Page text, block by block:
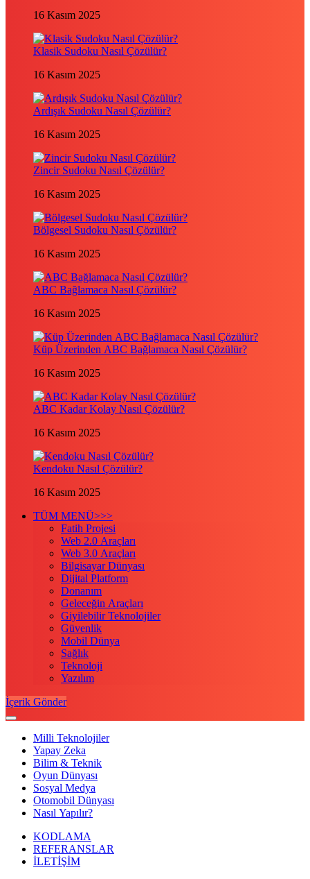
16 Kasım 2025
Klasik Sudoku Nasıl Çözülür?
16 Kasım 2025
Ardışık Sudoku Nasıl Çözülür?
16 Kasım 2025
Zincir Sudoku Nasıl Çözülür?
16 Kasım 2025
Bölgesel Sudoku Nasıl Çözülür?
16 Kasım 2025
ABC Bağlamaca Nasıl Çözülür?
16 Kasım 2025
Küp Üzerinden ABC Bağlamaca Nasıl Çözülür?
16 Kasım 2025
ABC Kadar Kolay Nasıl Çözülür?
16 Kasım 2025
Kendoku Nasıl Çözülür?
16 Kasım 2025
TÜM MENÜ>>>
Fatih Projesi
Web 2.0 Araçları
Web 3.0 Araçları
Bilgisayar Dünyası
Dijital Platform
Donanım
Geleceğin Araçları
Giyilebilir Teknolojiler
Güvenlik
Mobil Dünya
Sağlık
Teknoloji
Yazılım
İçerik Gönder
Milli Teknolojiler
Yapay Zeka
Bilim & Teknik
Oyun Dünyası
Sosyal Medya
Otomobil Dünyası
Nasıl Yapılır?
KODLAMA
REFERANSLAR
İLETİŞİM